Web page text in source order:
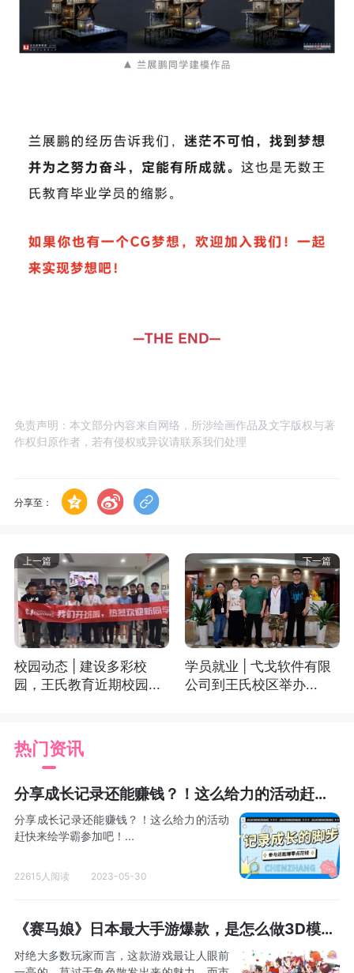
免责声明：本文部分内容来自网络，所涉绘画作品及文字版权与著
作权归原作者，若有侵权或异议请联系我们处理
分享至：
上一篇
校园动态 | 建设多彩校
园，王氏教育近期校园...
下一篇
学员就业 | 弋戈软件有限
公司到王氏校区举办...
热门资讯
分享成长记录还能赚钱？！这么给力的活动赶快来参加吧！
分享成长记录还能赚钱？！这么给力的活动
赶快来绘学霸参加吧！...
22615人阅读 2023-05-30
《赛马娘》日本最大手游爆款，是怎么做3D模型的？
对绝大多数玩家而言，这款游戏最让人眼前